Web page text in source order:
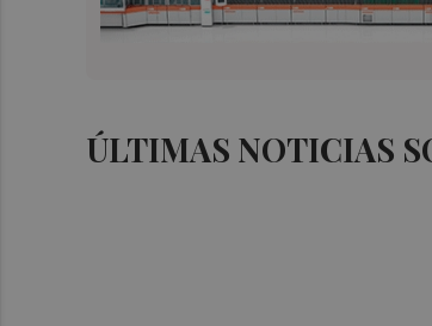
ÚLTIMAS NOTICIAS